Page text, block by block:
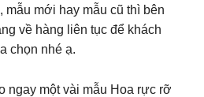
mẫu mới hay mẫu cũ thì bên
về hàng liên tục để khách
chọn nhé ạ.
ngay một vài mẫu Hoa rực rỡ